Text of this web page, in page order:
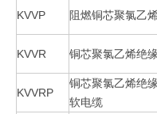
KVVP 阻燃铜芯聚氯乙
KVVR 铜芯聚氯乙烯绝
KVVRP
铜芯聚氯乙烯绝
软电缆